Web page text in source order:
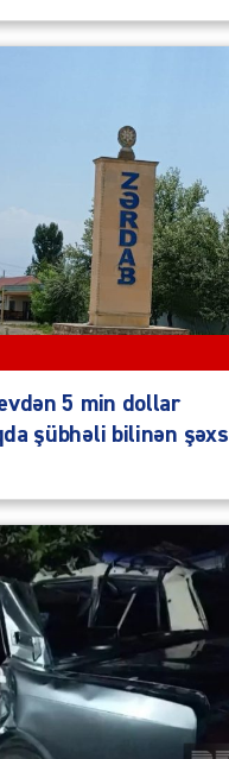
5 min dollar
şübhəli bilinən şəxs